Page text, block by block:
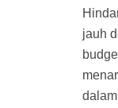
jauh